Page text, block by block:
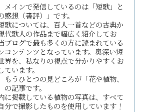
メインで発信しているのは「短歌」と
感想（書評）」です。
歌については、百人一首などの古典か
代歌人の作品まで幅広く紹介してお
ブログで最も多くの方に読まれている
コンテンツとなっています。奥深い短
界を、私なりの視点で分かりやすくお
ています。
もうひとつの見どころが「花や植物、
の記事です。
に掲載している植物の写真は、すべて
分で撮影したものを使用しています！